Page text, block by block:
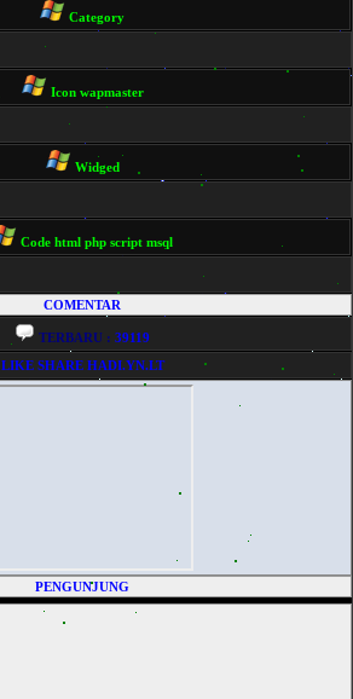
Category
Icon wapmaster
Widged
Code html php script msql
COMENTAR
TERBARU : 39119
LIKE SHARE HADI.YN.LT
PENGUNJUNG